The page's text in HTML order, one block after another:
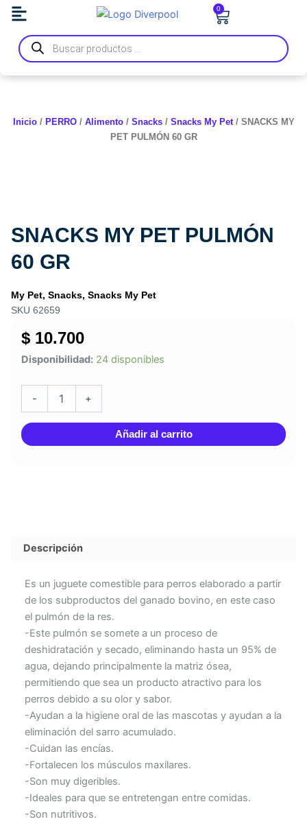
contenido
0
Carrito
Búsqueda
de
productos
Inicio/ PERRO/ Alimento/ Snacks/ Snacks My Pet/ SNACKS MY
PET PULMÓN 60 GR
SNACKS MY PET PULMÓN
60 GR
My Pet, Snacks, Snacks My Pet
SKU 62659
$10.700
Disponibilidad: 24 disponibles
-
SNACKS
PET
PULMÓN
60
GR
cantidad
+
Añadir al carrito
Descripción
Es un juguete comestible para perros elaborado a partir
de los subproductos del ganado bovino, en este caso
el pulmón de la res.
-Este pulmón se somete a un proceso de
deshidratación y secado, eliminando hasta un 95% de
agua, dejando principalmente la matriz ósea,
permitiendo que sea un producto atractivo para los
perros debido a su olor y sabor.
-Ayudan a la higiene oral de las mascotas y ayudan a la
eliminación del sarro acumulado.
-Cuidan las encías.
-Fortalecen los músculos maxilares.
-Son muy digeribles.
-Ideales para que se entretengan entre comidas.
-Son nutritivos.